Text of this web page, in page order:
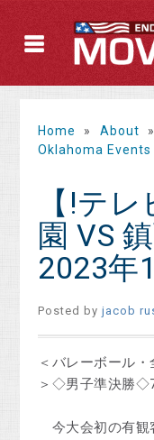
Home » About »
Oklahoma Events
【!テ
園 VS
2023年
Posted byjacob
＜バレーボール
＞◇男子準決勝
今大会初の有観